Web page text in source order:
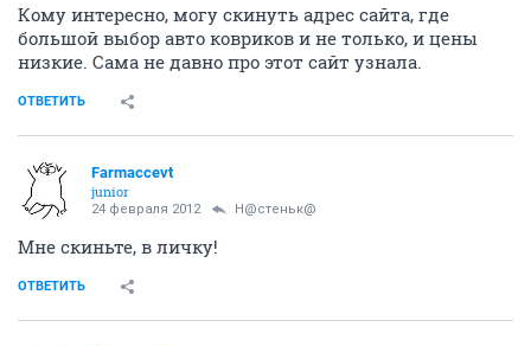
Кому интересно, могу скинуть адрес сайта, где
большой выбор авто ковриков и не только, и цены
низкие. Сама не давно про этот сайт узнала.
ОТВЕТИТЬ
Farmaccevt
junior
24 февраля 2012 Н@стеньк@
Мне скиньте, в личку!
ОТВЕТИТЬ